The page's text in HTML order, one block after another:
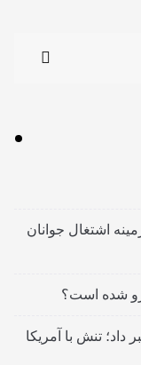
اشتغال جوانان
شده است؟
داد؛ تنش با آمریکا